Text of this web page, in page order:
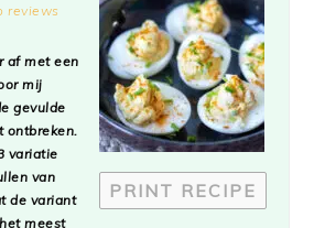
PRINT RECIPE
reviews
af met een
mij
gevulde
ontbreken.
variatie
van
de variant
meest